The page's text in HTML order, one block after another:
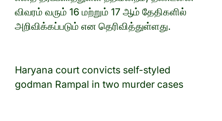
விவரம் வரும் 16 மற்றும் 17 ஆம் தேதிகளில்
அறிவிக்கப்படும் என தெரிவித்துள்ளது.
Haryana court convicts self-styled
godman Rampal in two murder cases